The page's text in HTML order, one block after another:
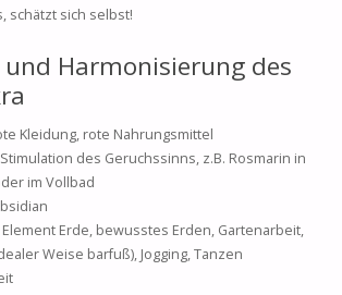
schätzt sich selbst!
Harmonisierung des
Kleidung, rote Nahrungsmittel
des Geruchssinns, z.B. Rosmarin in
im Vollbad
Erde, bewusstes Erden, Gartenarbeit,
Weise barfuß), Jogging, Tanzen